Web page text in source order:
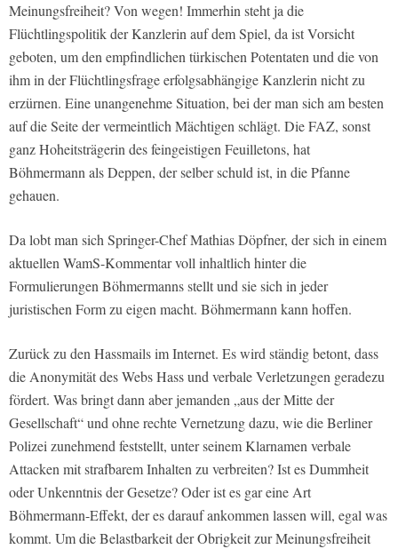
Meinungsfreiheit? Von wegen! Immerhin steht ja die
Flüchtlingspolitik der Kanzlerin auf dem Spiel, da ist Vorsicht
geboten, um den empfindlichen türkischen Potentaten und die von
ihm in der Flüchtlingsfrage erfolgsabhängige Kanzlerin nicht zu
erzürnen. Eine unangenehme Situation, bei der man sich am besten
auf die Seite der vermeintlich Mächtigen schlägt. Die FAZ, sonst
ganz Hoheitsträgerin des feingeistigen Feuilletons, hat
Böhmermann als Deppen, der selber schuld ist, in die Pfanne
gehauen.
Da lobt man sich Springer-Chef Mathias Döpfner, der sich in einem
aktuellen WamS-Kommentar voll inhaltlich hinter die
Formulierungen Böhmermanns stellt und sie sich in jeder
juristischen Form zu eigen macht. Böhmermann kann hoffen.
Zurück zu den Hassmails im Internet. Es wird ständig betont, dass
die Anonymität des Webs Hass und verbale Verletzungen geradezu
fördert. Was bringt dann aber jemanden „aus der Mitte der
Gesellschaft“ und ohne rechte Vernetzung dazu, wie die Berliner
Polizei zunehmend feststellt, unter seinem Klarnamen verbale
Attacken mit strafbarem Inhalten zu verbreiten? Ist es Dummheit
oder Unkenntnis der Gesetze? Oder ist es gar eine Art
Böhmermann-Effekt, der es darauf ankommen lassen will, egal was
kommt. Um die Belastbarkeit der Obrigkeit zur Meinungsfreiheit